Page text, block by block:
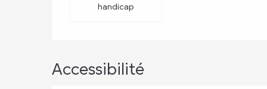
handicap
Accessibilité